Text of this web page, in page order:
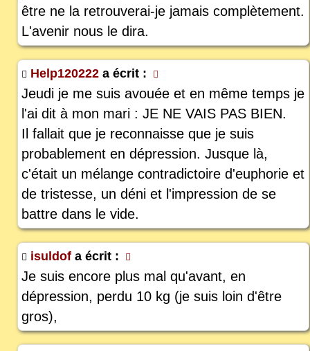
être ne la retrouverai-je jamais complètement.
L'avenir nous le dira.
Help120222 a écrit :
Jeudi je me suis avouée et en même temps je
l'ai dit à mon mari : JE NE VAIS PAS BIEN.
Il fallait que je reconnaisse que je suis
probablement en dépression. Jusque là,
c'était un mélange contradictoire d'euphorie et
de tristesse, un déni et l'impression de se
battre dans le vide.
isuldof a écrit :
Je suis encore plus mal qu'avant, en
dépression, perdu 10 kg (je suis loin d'être
gros),